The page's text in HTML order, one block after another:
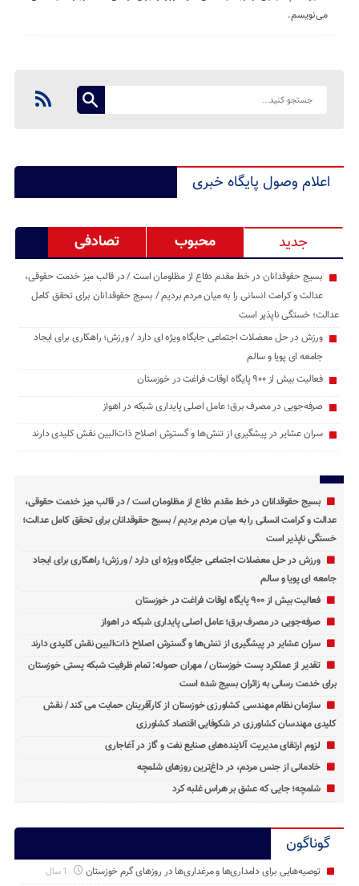
می‌نویسم.
اعلام وصول پایگاه خبری
جدید محبوب تصادفی
بسیج حقوقدانان در خط مقدم دفاع از مظلومان است / در قالب میز خدمت حقوقی،
عدالت و کرامت انسانی را به میان مردم بردیم / بسیج حقوقدانان برای تحقق کامل
عدالت؛ خستگی ‌ناپذیر است
ورزش در حل معضلات اجتماعی جایگاه ویژه ای دارد / ورزش؛ راهکاری برای ایجاد
جامعه ‌ای پویا و سالم
فعالیت بیش از ۹۰۰ پایگاه اوقات فراغت در خوزستان
صرفه‌جویی در مصرف برق؛ عامل اصلی پایداری شبکه در اهواز
سران عشایر در پیشگیری از تنش‌ها و گسترش اصلاح ذات‌البین نقش کلیدی دارند
بسیج حقوقدانان در خط مقدم دفاع از مظلومان است / در قالب میز خدمت حقوقی،
عدالت و کرامت انسانی را به میان مردم بردیم / بسیج حقوقدانان برای تحقق کامل عدالت؛
خستگی ‌ناپذیر است
ورزش در حل معضلات اجتماعی جایگاه ویژه ای دارد / ورزش؛ راهکاری برای ایجاد
جامعه ‌ای پویا و سالم
فعالیت بیش از ۹۰۰ پایگاه اوقات فراغت در خوزستان
صرفه‌جویی در مصرف برق؛ عامل اصلی پایداری شبکه در اهواز
سران عشایر در پیشگیری از تنش‌ها و گسترش اصلاح ذات‌البین نقش کلیدی دارند
تقدیر از عملکرد پست خوزستان / مهران حموله: تمام ظرفیت‌ شبکه پستی خوزستان
برای خدمت ‌رسانی به زائران بسیج شده است
سازمان نظام مهندسی کشاورزی خوزستان از کارآفرینان حمایت می کند / نقش
کلیدی مهندسان کشاورزی در شکوفایی اقتصاد کشاورزی
لزوم ارتقای مدیریت آلاینده‌های صنایع نفت و گاز در آغاجاری
خادمانی از جنس مردم، در داغ‌ترین روزهای شلمچه
شلمچه؛ جایی که عشق بر هراس غلبه کرد
گوناگون
توصیه‌هایی برای دامداری‌ها و مرغداری‌ها در روزهای گرم خوزستان